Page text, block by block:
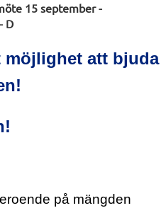
15 september -
D
att bjuda
på mängden